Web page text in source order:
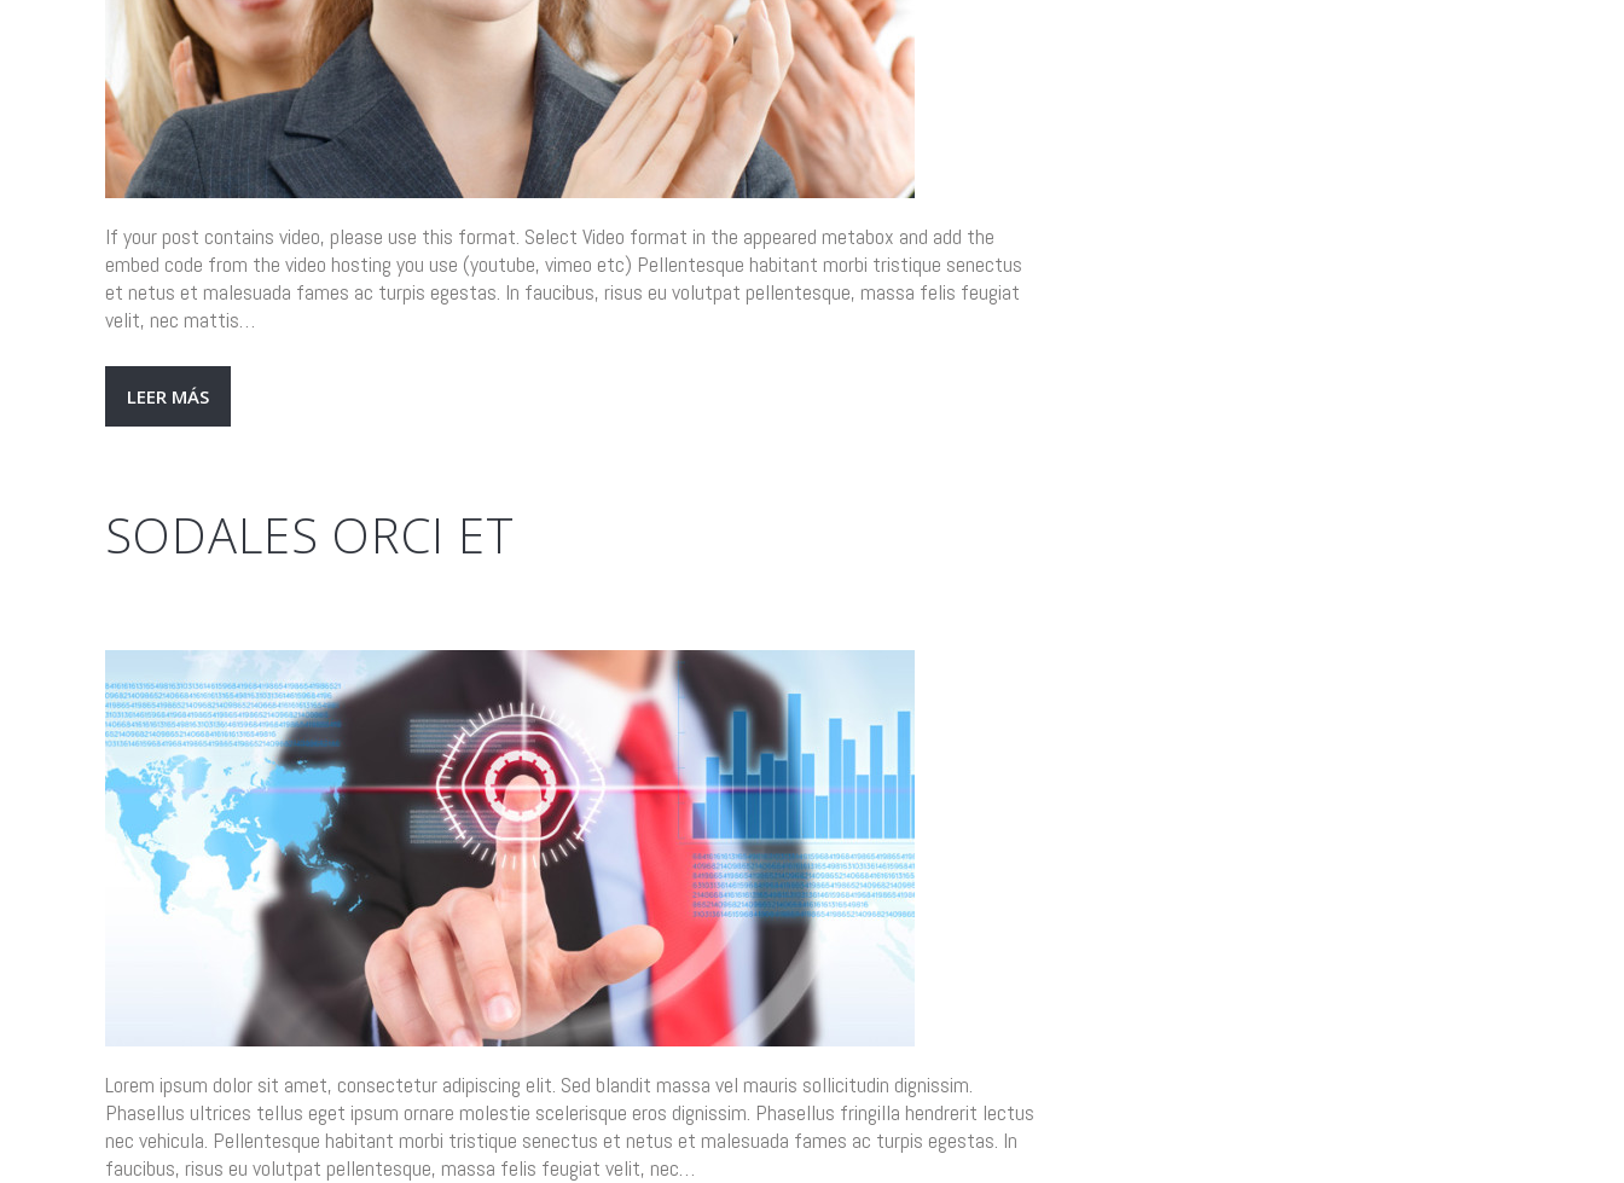
If your post contains video, please use this format. Select Video format in the appeared metabox and add the
embed code from the video hosting you use (youtube, vimeo etc) Pellentesque habitant morbi tristique senectus
et netus et malesuada fames ac turpis egestas. In faucibus, risus eu volutpat pellentesque, massa felis feugiat
velit, nec mattis…
LEER MÁS
SODALES ORCI ET
Lorem ipsum dolor sit amet, consectetur adipiscing elit. Sed blandit massa vel mauris sollicitudin dignissim.
Phasellus ultrices tellus eget ipsum ornare molestie scelerisque eros dignissim. Phasellus fringilla hendrerit lectus
nec vehicula. Pellentesque habitant morbi tristique senectus et netus et malesuada fames ac turpis egestas. In
faucibus, risus eu volutpat pellentesque, massa felis feugiat velit, nec…